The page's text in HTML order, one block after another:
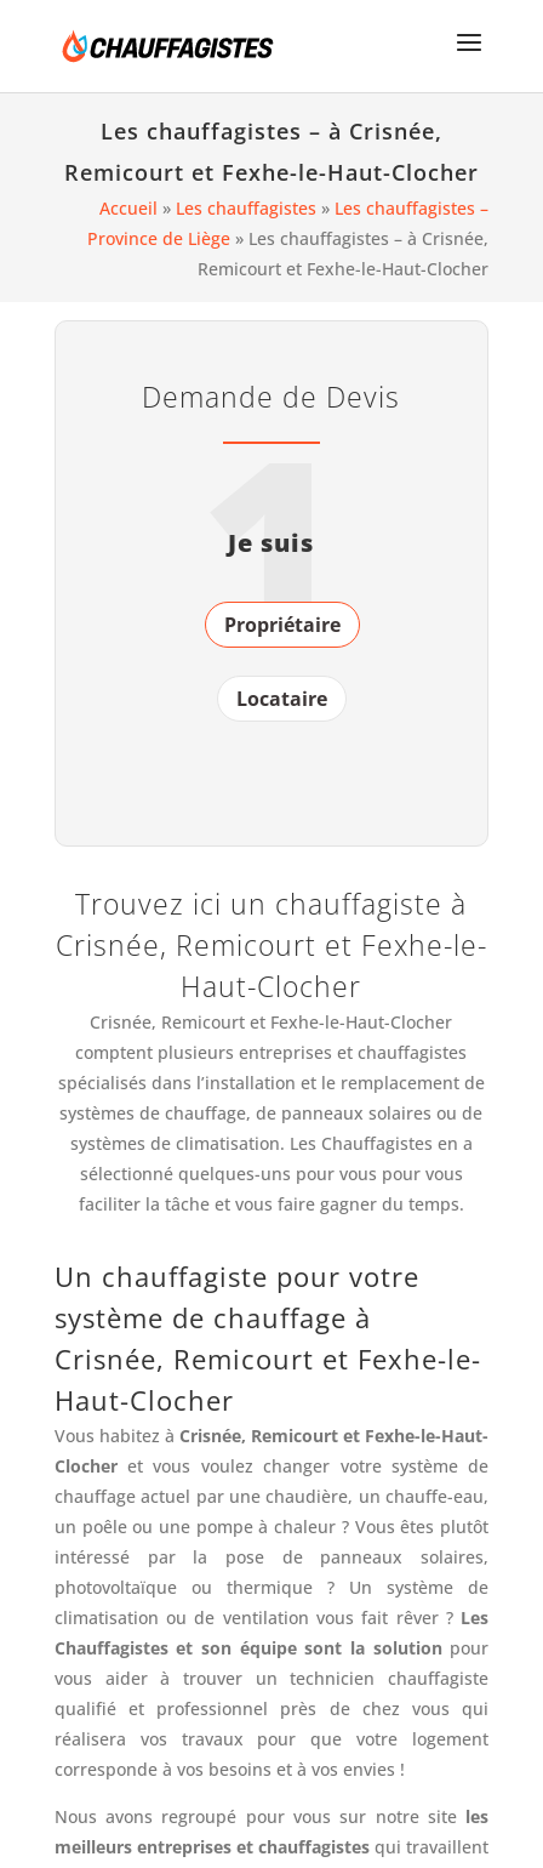
Les chauffagistes – à Crisnée,
Remicourt et Fexhe-le-Haut-Clocher
Accueil » Les chauffagistes » Les chauffagistes –
Province de Liège » Les chauffagistes – à Crisnée,
Remicourt et Fexhe-le-Haut-Clocher
Demande de Devis
1
Je suis
Propriétaire
Locataire
Trouvez ici un chauffagiste à
Crisnée, Remicourt et Fexhe-le-
Haut-Clocher
Crisnée, Remicourt et Fexhe-le-Haut-Clocher
comptent plusieurs entreprises et chauffagistes
spécialisés dans l’installation et le remplacement de
systèmes de chauffage, de panneaux solaires ou de
systèmes de climatisation. Les Chauffagistes en a
sélectionné quelques-uns pour vous pour vous
faciliter la tâche et vous faire gagner du temps.
Un chauffagiste pour votre
système de chauffage à
Crisnée, Remicourt et Fexhe-le-
Haut-Clocher
Vous habitez à Crisnée, Remicourt et Fexhe-le-Haut-
Clocheret vous voulez changer votre système de
chauffage actuel par une chaudière, un chauffe-eau,
un poêle ou une pompe à chaleur ? Vous êtes plutôt
intéressé par la pose de panneaux solaires,
photovoltaïque ou thermique ? Un système de
climatisation ou de ventilation vous fait rêver ? Les
Chauffagistes et son équipe sont la solution pour
vous aider à trouver un technicien chauffagiste
qualifié et professionnel près de chez vous qui
réalisera vos travaux pour que votre logement
corresponde à vos besoins et à vos envies !
Nous avons regroupé pour vous sur notre site les
meilleurs entreprises et chauffagistes qui travaillent